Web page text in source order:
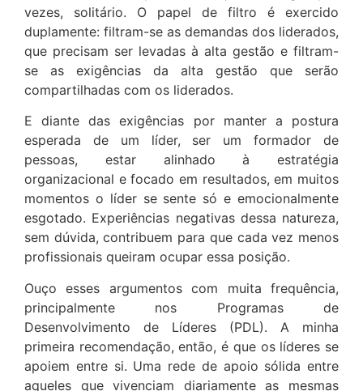
vezes, solitário. O papel de filtro é exercido
duplamente: filtram-se as demandas dos liderados,
que precisam ser levadas à alta gestão e filtram-
se as exigências da alta gestão que serão
compartilhadas com os liderados.
E diante das exigências por manter a postura
esperada de um líder, ser um formador de
pessoas, estar alinhado à estratégia
organizacional e focado em resultados, em muitos
momentos o líder se sente só e emocionalmente
esgotado. Experiências negativas dessa natureza,
sem dúvida, contribuem para que cada vez menos
profissionais queiram ocupar essa posição.
Ouço esses argumentos com muita frequência,
principalmente nos Programas de
Desenvolvimento de Líderes (PDL). A minha
primeira recomendação, então, é que os líderes se
apoiem entre si. Uma rede de apoio sólida entre
aqueles que vivenciam diariamente as mesmas